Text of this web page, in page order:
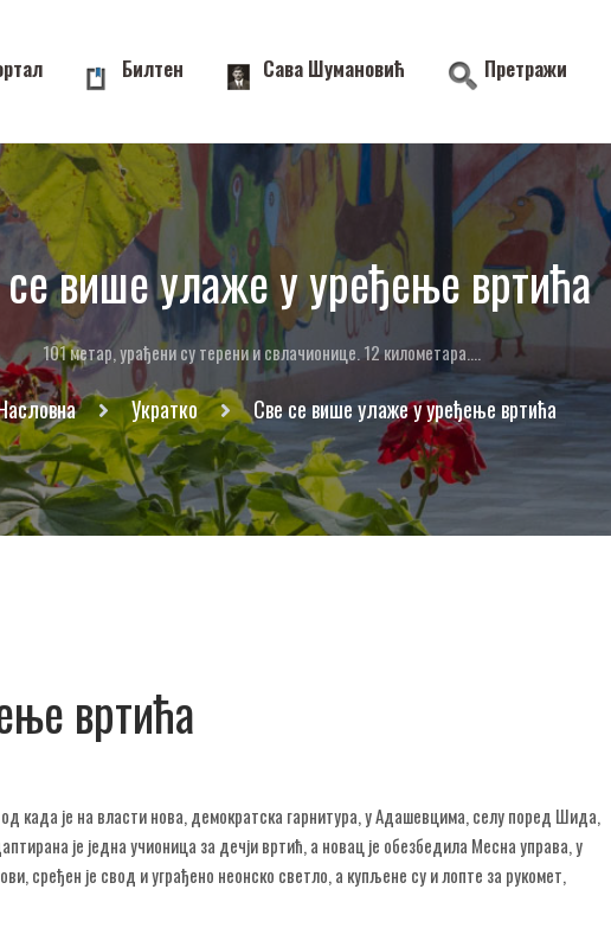
Билтен Сава Шумановић Претражи
више улаже у уређење вртића
101 метар, урађени су терени и свлачионице. 12 километара....
Укратко Све се више улаже у уређење вртића
вртића
када је на власти нова, демократска гарнитура, у Адашевцима, селу поред Шида,
је једна учионица за дечји вртић, а новац је обезбедила Месна управа, у
сређен је свод и уграђено неонско светло, а купљене су и лопте за рукомет,